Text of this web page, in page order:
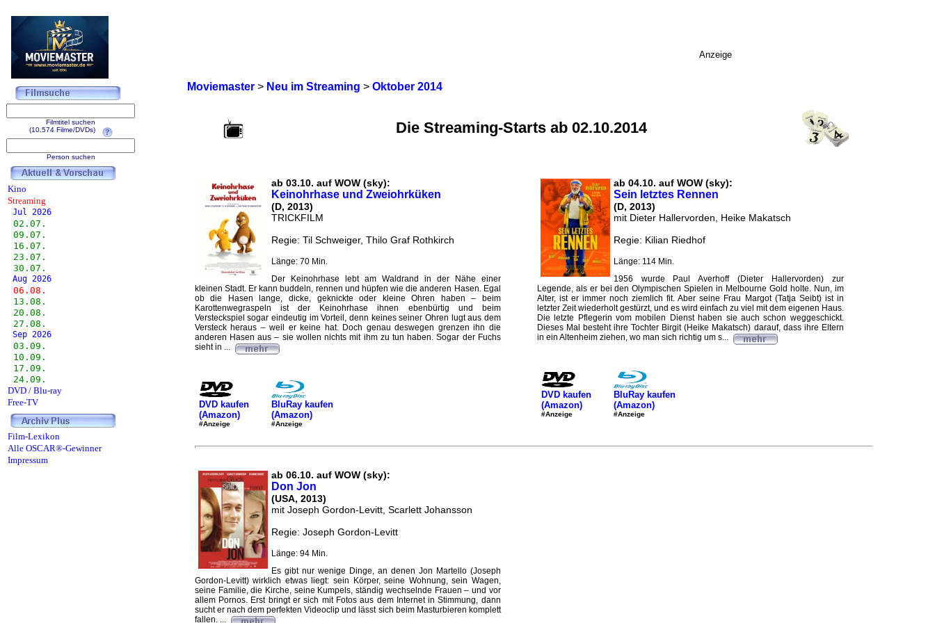
Moviemaster> Neu im Streaming > Oktober 2014
Die Streaming-Starts ab 02.10.2014
ab 03.10. auf WOW (sky):
Keinohrhase und Zweiohrküken
(D, 2013)
TRICKFILM
Regie: Til Schweiger, Thilo Graf Rothkirch
Länge: 70 Min.
Der Keinohrhase lebt am Waldrand in der Nähe einer
kleinen Stadt. Er kann buddeln, rennen und hüpfen wie die anderen Hasen. Egal
ob die Hasen lange, dicke, geknickte oder kleine Ohren haben – beim
Karottenwegraspeln ist der Keinohrhase ihnen ebenbürtig und beim
Versteckspiel sogar eindeutig im Vorteil, denn keines seiner Ohren lugt aus dem
Versteck heraus – weil er keine hat. Doch genau deswegen grenzen ihn die
anderen Hasen aus – sie wollen nichts mit ihm zu tun haben. Sogar der Fuchs
sieht in ...
DVD kaufen
(Amazon)
#Anzeige
BluRay kaufen
(Amazon)
#Anzeige
ab 04.10. auf WOW (sky):
Sein letztes Rennen
(D, 2013)
mit Dieter Hallervorden, Heike Makatsch
Regie: Kilian Riedhof
Länge: 114 Min.
1956 wurde Paul Averhoff (Dieter Hallervorden) zur
Legende, als er bei den Olympischen Spielen in Melbourne Gold holte. Nun, im
Alter, ist er immer noch ziemlich fit. Aber seine Frau Margot (Tatja Seibt) ist in
letzter Zeit wiederholt gestürzt, und es wird einfach zu viel mit dem eigenen Haus.
Die letzte Pflegerin vom mobilen Dienst haben sie auch schon weggeschickt.
Dieses Mal besteht ihre Tochter Birgit (Heike Makatsch) darauf, dass ihre Eltern
in ein Altenheim ziehen, wo man sich richtig um s...
DVD kaufen
(Amazon)
#Anzeige
BluRay kaufen
(Amazon)
#Anzeige
ab 06.10. auf WOW (sky):
Don Jon
(USA, 2013)
mit Joseph Gordon-Levitt, Scarlett Johansson
Regie: Joseph Gordon-Levitt
Länge: 94 Min.
Es gibt nur wenige Dinge, an denen Jon Martello (Joseph
Gordon-Levitt) wirklich etwas liegt: sein Körper, seine Wohnung, sein Wagen,
seine Familie, die Kirche, seine Kumpels, ständig wechselnde Frauen – und vor
allem Pornos. Erst bringt er sich mit Fotos aus dem Internet in Stimmung, dann
sucht er nach dem perfekten Videoclip und lässt sich beim Masturbieren komplett
fallen. ...
Anzeige
Filmtitel suchen
(10.574 Filme/DVDs)
Person suchen
Kino
Streaming
Jul 2026
02.07.
09.07.
16.07.
23.07.
30.07.
Aug 2026
06.08.
13.08.
20.08.
27.08.
Sep 2026
03.09.
10.09.
17.09.
24.09.
DVD / Blu-ray
Free-TV
Film-Lexikon
Alle OSCAR®-Gewinner
Impressum